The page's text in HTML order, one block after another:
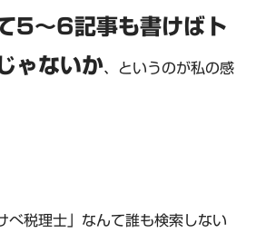
5～6記事も書けばト
ゃないか、というのが私の感
べ税理士」なんて誰も検索しない